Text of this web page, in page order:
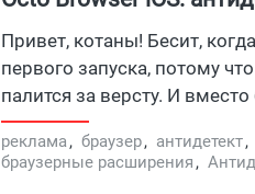
трафика теперь на
мобильным
Привет, котаны! Бесит,
первого запуска, потому
палится за версту. И
на селфи-чеки, реджекты
момент, когда палится вся
поэтому сегодняшний обзор
реклама, браузер, антидетект,
браузерные расширения,